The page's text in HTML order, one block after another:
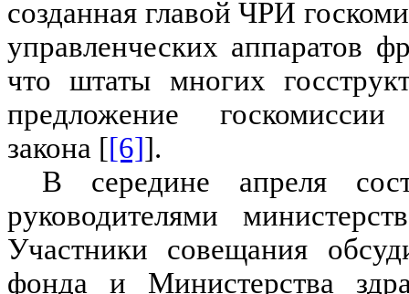
созданная главой ЧРИ
управленческих аппаратов
что штаты многих
предложение
закона [[6]].
В середине апреля
руководителями
Участники совещания
фонда и Министерства